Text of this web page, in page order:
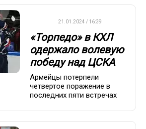
21.01.2024 / 16:39
«Торпедо» в КХЛ
одержало волевую
победу над ЦСКА
Армейцы потерпели
четвертое поражение в
последних пяти встречах